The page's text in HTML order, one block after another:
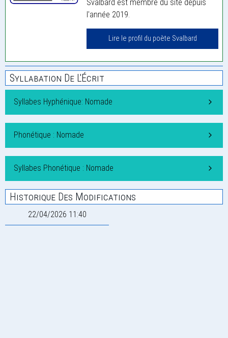
Svalbard est membre du site depuis
l'année 2019.
Lire le profil du poète Svalbard
Syllabation De L'Écrit
Syllabes Hyphénique: Nomade
Phonétique : Nomade
Syllabes Phonétique : Nomade
Historique Des Modifications
22/04/2026 11:40